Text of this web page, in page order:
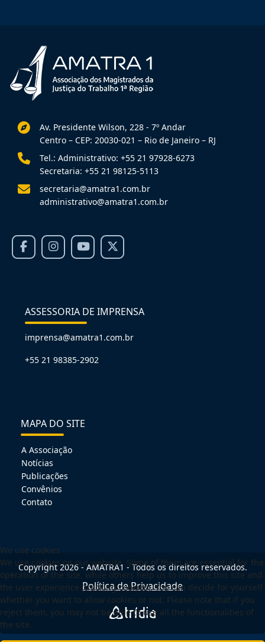
Av. Presidente Wilson, 228 - 7º Andar
Centro – CEP: 20030-021 – Rio de Janeiro – RJ
Tel.: Administrativo: +55 21 97928-6273
Secretaria: +55 21 98125-5113
secretaria@amatra1.com.br
administrativo@amatra1.com.br
ASSESSORIA DE IMPRENSA
imprensa@amatra1.com.br
+55 21 98385-2902
MAPA DO SITE
A Associação
Notícias
Publicações
Convênios
Contato
Copyright 2026 - AMATRA1 - Todos os direitos reservados.
Política de Privacidade
We use cookies
We use cookies on our website. Some of them are essential for the
operation of the site, while others help us to improve this site and
the user experience (tracking cookies). You can decide for yourself
whether you want to allow cookies or not. Please note that if you
reject them, you may not be able to use all the functionalities of
the site.